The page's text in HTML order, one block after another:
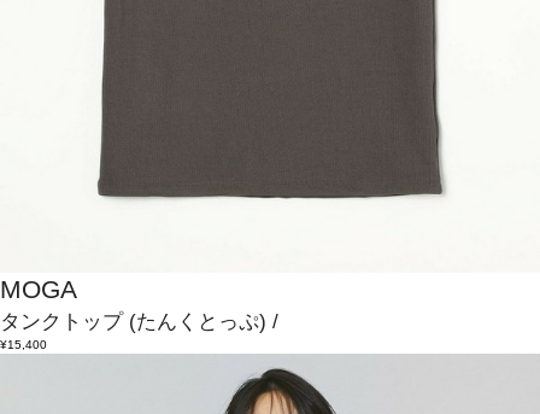
MOGA
タンクトップ (たんくとっぷ) /
¥15,400